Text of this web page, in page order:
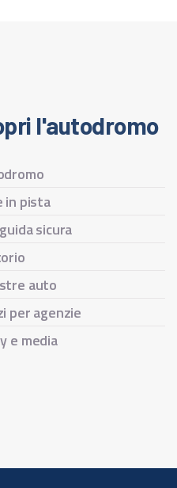
l'autodromo
in pista
sicura
auto
per agenzie
e media